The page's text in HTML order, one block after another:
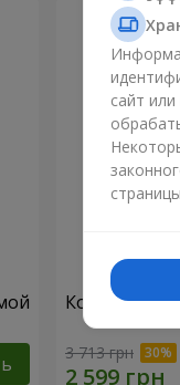
3 713 грн
сайт